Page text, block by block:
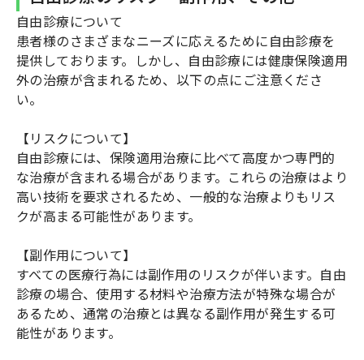
自由診療について
患者様のさまざまなニーズに応えるために自由診療を
提供しております。しかし、自由診療には健康保険適用
外の治療が含まれるため、以下の点にご注意くださ
い。
【リスクについて】
自由診療には、保険適用治療に比べて高度かつ専門的
な治療が含まれる場合があります。これらの治療はより
高い技術を要求されるため、一般的な治療よりもリス
クが高まる可能性があります。
【副作用について】
すべての医療行為には副作用のリスクが伴います。自由
診療の場合、使用する材料や治療方法が特殊な場合が
あるため、通常の治療とは異なる副作用が発生する可
能性があります。